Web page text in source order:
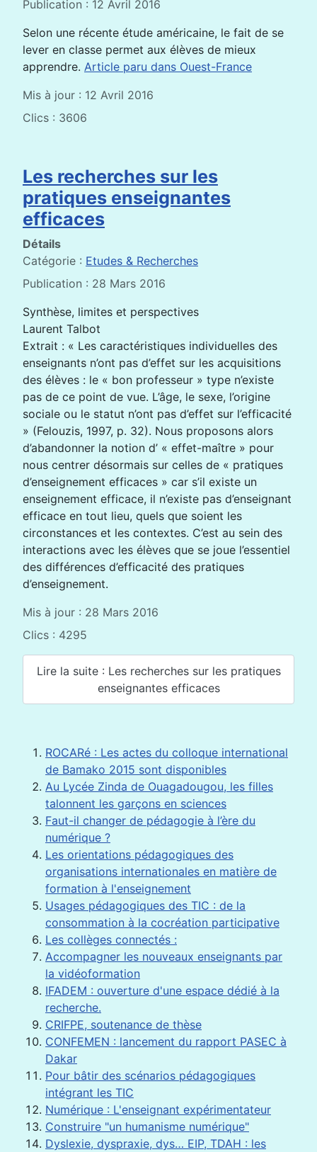
Publication : 12 Avril 2016
Selon une récente étude américaine, le fait de se
lever en classe permet aux élèves de mieux
apprendre. Article paru dans Ouest-France
Mis à jour : 12 Avril 2016
Clics : 3606
Les recherches sur les
pratiques enseignantes
efficaces
Détails
Catégorie : Etudes & Recherches
Publication : 28 Mars 2016
Synthèse, limites et perspectives
Laurent Talbot
Extrait : « Les caractéristiques individuelles des
enseignants n’ont pas d’effet sur les acquisitions
des élèves : le « bon professeur » type n’existe
pas de ce point de vue. L’âge, le sexe, l’origine
sociale ou le statut n’ont pas d’effet sur l’efficacité
» (Felouzis, 1997, p. 32). Nous proposons alors
d’abandonner la notion d’ « effet-maître » pour
nous centrer désormais sur celles de « pratiques
d’enseignement efficaces » car s’il existe un
enseignement efficace, il n’existe pas d’enseignant
efficace en tout lieu, quels que soient les
circonstances et les contextes. C’est au sein des
interactions avec les élèves que se joue l’essentiel
des différences d’efficacité des pratiques
d’enseignement.
Mis à jour : 28 Mars 2016
Clics : 4295
Lire la suite : Les recherches sur les pratiques
enseignantes efficaces
ROCARé : Les actes du colloque international
de Bamako 2015 sont disponibles
Au Lycée Zinda de Ouagadougou, les filles
talonnent les garçons en sciences
Faut-il changer de pédagogie à l’ère du
numérique ?
Les orientations pédagogiques des
organisations internationales en matière de
formation à l'enseignement
Usages pédagogiques des TIC : de la
consommation à la cocréation participative
Les collèges connectés :
Accompagner les nouveaux enseignants par
la vidéoformation
IFADEM : ouverture d'une espace dédié à la
recherche.
CRIFPE, soutenance de thèse
CONFEMEN : lancement du rapport PASEC à
Dakar
Pour bâtir des scénarios pédagogiques
intégrant les TIC
Numérique : L'enseignant expérimentateur
Construire "un humanisme numérique"
Dyslexie, dyspraxie, dys… EIP, TDAH : les